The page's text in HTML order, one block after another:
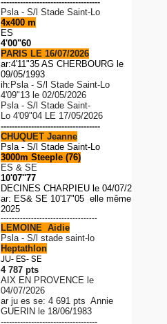
Psla - S/l Stade Saint-Lo
4x400 m
ES
4'00"60
PARIS LE 16/07/2026
ar:4'11"35 AS CHERBOURG le
09/05/1993
ih: Psla - S/l Stade Saint-Lo
4'09"13 le 02/05/2026
Psla - S/l Stade Saint-
Lo 4'09"04 LE 17/05/2026
------------------------------------
CHUQUET Jeanne
Psla - S/l Stade Saint-Lo
3000m Steeple (76)
ES & SE
10'07''77
DECINES CHARPIEU le 04/07/2026
ar: ES& SE 10'17"05 elle même le 01/08/
2025
-----------------------------------
LEMOINE Aidie
Psla - S/l stade saint-lo
Heptathlon
JU- ES- SE
4 787 pts
AIX EN PROVENCE le
04/07/2026
ar ju es se: 4 691 pts Annie
GUERIN le 18/06/1983
-----------------------------------